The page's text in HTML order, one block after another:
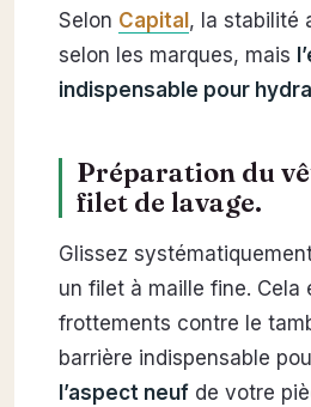
Selon Capital , la stabilité
selon les marques, mais
indispensable pour
Préparation du
filet de lavage.
Glissez
un filet à maille fine. Cela
frottements contre le
barrière indispensable
l’aspect neufde votre